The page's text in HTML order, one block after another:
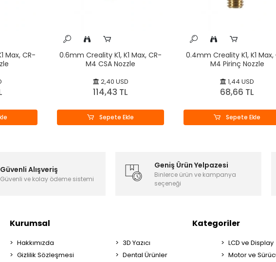
Max, CR-
0.6mm Creality K1, K1 Max, CR-
M4 CSA Nozzle
2,40 USD
114,43 TL
Sepete Ekle
0.4mm Creality K1, K1 Max,
M4 Pirinç Nozzle
1,44 USD
68,66 TL
Sepete Ekle
Güvenli Alışveriş
Güvenli ve kolay ödeme sistemi
Geniş Ürün Yelpazesi
Binlerce ürün ve kampanya
seçeneği
Kurumsal
Hakkımızda
Gizlilik Sözleşmesi
Kategoriler
3D Yazıcı
Dental Ürünler
LCD ve Display
Motor ve